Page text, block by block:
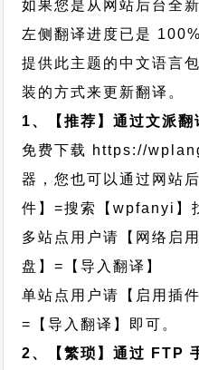
如果您是从网站后台全
左侧翻译进度已是
提供此主题的中文语言
装的方式来更新翻译。
1、【推荐】通过文派翻
免费下载 https://
器，您也可以通过网站
件】=搜索【wpfanyi】
多站点用户请【网络启
盘】=【导入翻译】
单站点用户请【启用插
=【导入翻译】即可。
2、【繁琐】通过 FTP